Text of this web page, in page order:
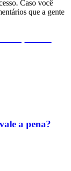
Caso você
que a gente
a pena?